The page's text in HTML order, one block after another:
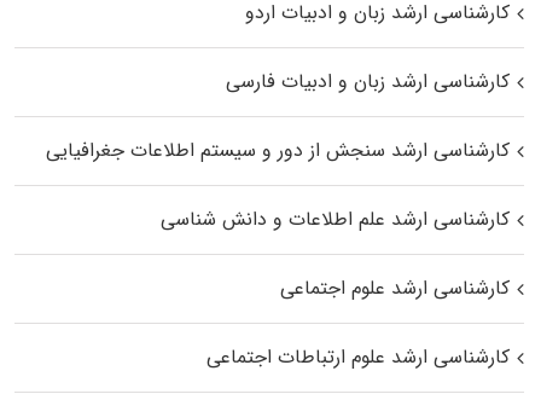
کارشناسی ارشد زبان و ادبیات اردو
کارشناسی ارشد زبان و ادبیات فارسی
کارشناسی ارشد سنجش از دور و سیستم اطلاعات جغرافیایی
کارشناسی ارشد علم اطلاعات و دانش شناسی
کارشناسی ارشد علوم اجتماعی
کارشناسی ارشد علوم ارتباطات اجتماعی